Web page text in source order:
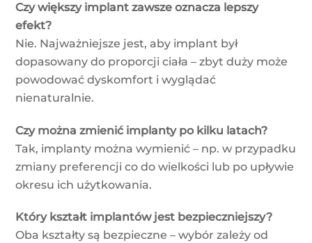
Czy większy implant zawsze oznacza lepszy
efekt?
Nie. Najważniejsze jest, aby implant był
dopasowany do proporcji ciała – zbyt duży może
powodować dyskomfort i wyglądać
nienaturalnie.
Czy można zmienić implanty po kilku latach?
Tak, implanty można wymienić – np. w przypadku
zmiany preferencji co do wielkości lub po upływie
okresu ich użytkowania.
Który kształt implantów jest bezpieczniejszy?
Oba kształty są bezpieczne – wybór zależy od